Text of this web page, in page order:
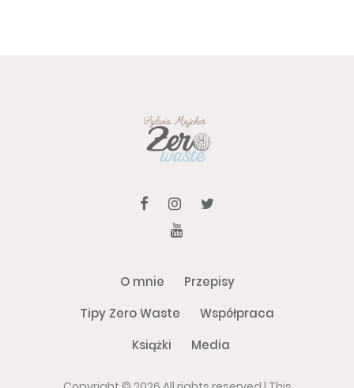
O mnie
Przepisy
Tipy Zero Waste
Współpraca
Książki
Media